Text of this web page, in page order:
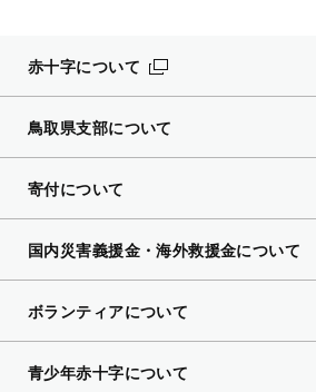
赤十字について
鳥取県支部について
寄付について
国内災害義援金・海外救援金について
ボランティアについて
青少年赤十字について